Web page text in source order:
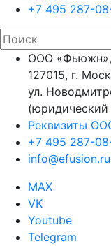
+7 495 287-
ООО «Фьюжн»,
127015, г.
ул.
(юридический
Реквизиты
+7 495 287-
info@efusion.ru
MAX
VK
Youtube
Telegram